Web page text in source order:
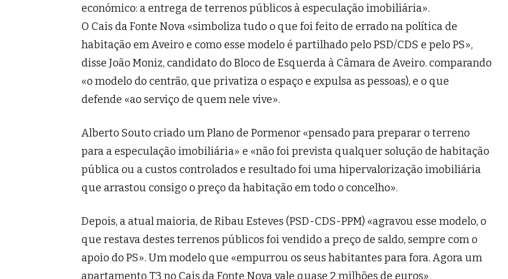
económico: a entrega de terrenos públicos à especulação imobiliária».
O Cais da Fonte Nova «simboliza tudo o que foi feito de errado na política de
habitação em Aveiro e como esse modelo é partilhado pelo PSD/CDS e pelo PS»,
disse João Moniz, candidato do Bloco de Esquerda à Câmara de Aveiro. comparando
«o modelo do centrão, que privatiza o espaço e expulsa as pessoas), e o que
defende «ao serviço de quem nele vive».
Alberto Souto criado um Plano de Pormenor «pensado para preparar o terreno
para a especulação imobiliária» e «não foi prevista qualquer solução de habitação
pública ou a custos controlados e resultado foi uma hipervalorização imobiliária
que arrastou consigo o preço da habitação em todo o concelho».
Depois, a atual maioria, de Ribau Esteves (PSD-CDS-PPM) «agravou esse modelo, o
que restava destes terrenos públicos foi vendido a preço de saldo, sempre com o
apoio do PS». Um modelo que «empurrou os seus habitantes para fora. Agora um
apartamento T3 no Cais da Fonte Nova vale quase 2 milhões de euros».